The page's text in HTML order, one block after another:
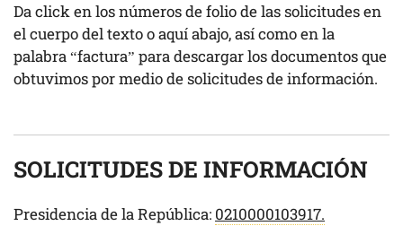
Da click en los números de folio de las solicitudes en
el cuerpo del texto o aquí abajo, así como en la
palabra “factura” para descargar los documentos que
obtuvimos por medio de solicitudes de información.
SOLICITUDES DE INFORMACIÓN
Presidencia de la República: 0210000103917.